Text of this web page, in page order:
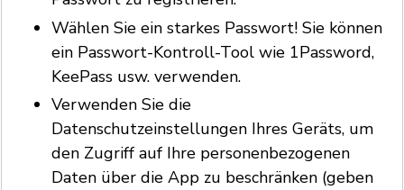
Wählen Sie ein starkes Passwort! Sie können
ein Passwort-Kontroll-Tool wie 1Password,
KeePass usw. verwenden.
Verwenden Sie die
Datenschutzeinstellungen Ihres Geräts, um
den Zugriff auf Ihre personenbezogenen
Daten über die App zu beschränken (geben